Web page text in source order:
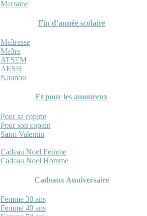
Marraine
Fin d’année scolaire
Maîtresse
Maître
ATSEM
AESH
Nounou
Et pour les amoureux
Pour sa copine
Pour son copain
Saint-Valentin
Cadeau Noel Femme
Cadeau Noel Homme
Cadeaux Anniversaire
Femme 30 ans
Femme 40 ans